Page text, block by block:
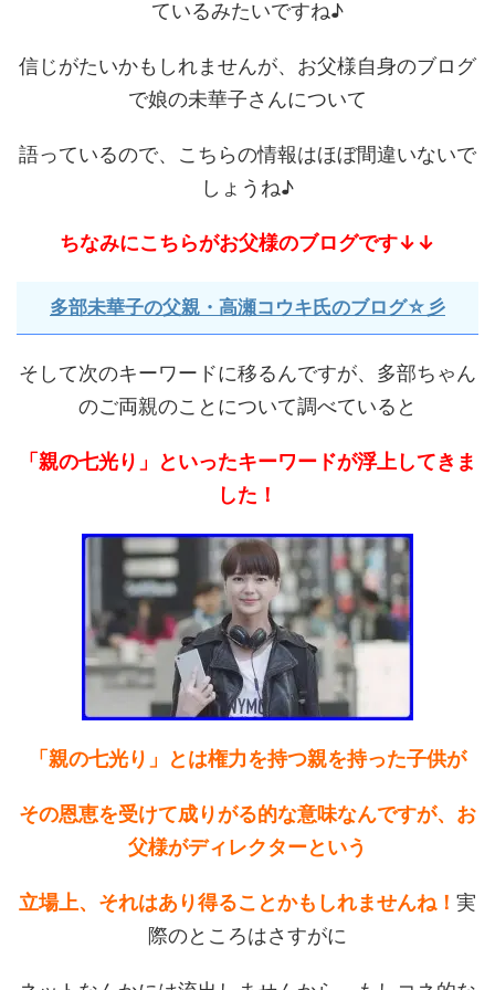
ているみたいですね♪
信じがたいかもしれませんが、お父様自身のブログ
で娘の未華子さんについて
語っているので、こちらの情報はほぼ間違いないで
しょうね♪
ちなみにこちらがお父様のブログです↓↓
多部未華子の父親・高瀬コウキ氏のブログ☆彡
そして次のキーワードに移るんですが、多部ちゃん
のご両親のことについて調べていると
「親の七光り」といったキーワードが浮上してきま
した！
「親の七光り」とは権力を持つ親を持った子供が
その恩恵を受けて成りがる的な意味なんですが、お
父様がディレクターという
立場上、それはあり得ることかもしれませんね！ 実
際のところはさすがに